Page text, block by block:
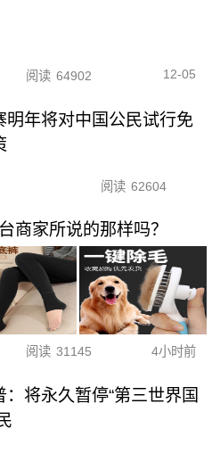
阅读 64902 12-05
明年将对中国公民试行免
阅读 62604
商家所说的那样吗？
阅读 31145 4小时前
：将永久暂停“第三世界国